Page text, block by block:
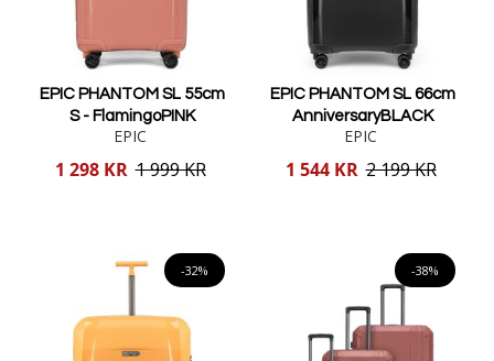
EPIC PHANTOM SL 55cm
S - FlamingoPINK
EPIC
Reducerat
1 298 KR 1 999 KR
EPIC PHANTOM SL 66cm
AnniversaryBLACK
EPIC
Reducerat
1 544 KR 2 199 KR
-32% -38%